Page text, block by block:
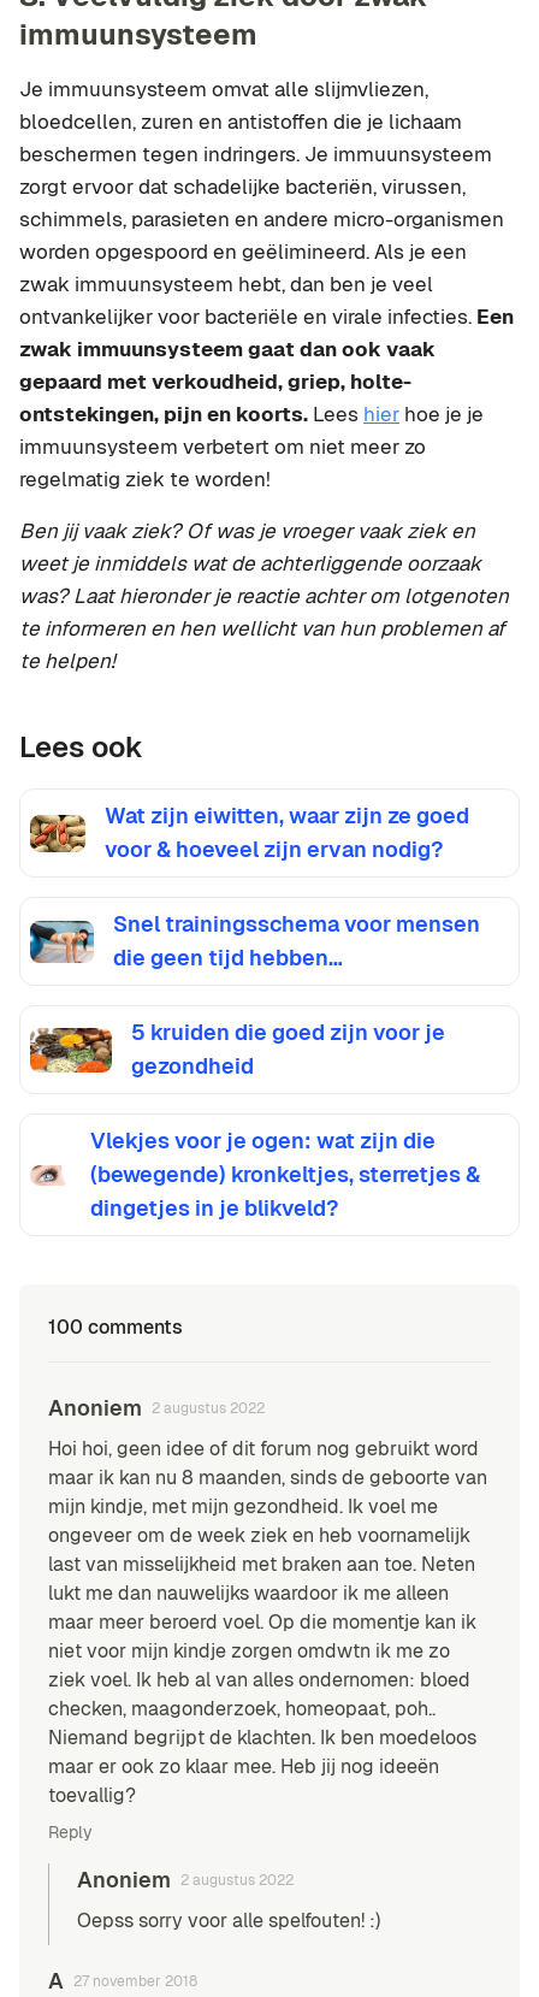
immuunsysteem
Je immuunsysteem omvat alle slijmvliezen,
bloedcellen, zuren en antistoffen die je lichaam
beschermen tegen indringers. Je immuunsysteem
zorgt ervoor dat schadelijke bacteriën, virussen,
schimmels, parasieten en andere micro-organismen
worden opgespoord en geëlimineerd. Als je een
zwak immuunsysteem hebt, dan ben je veel
ontvankelijker voor bacteriële en virale infecties. Een
zwak immuunsysteem gaat dan ook vaak
gepaard met verkoudheid, griep, holte-
ontstekingen, pijn en koorts. Lees hier hoe je je
immuunsysteem verbetert om niet meer zo
regelmatig ziek te worden!
Ben jij vaak ziek? Of was je vroeger vaak ziek en
weet je inmiddels wat de achterliggende oorzaak
was? Laat hieronder je reactie achter om lotgenoten
te informeren en hen wellicht van hun problemen af
te helpen!
Lees ook
Wat zijn eiwitten, waar zijn ze goed
voor & hoeveel zijn ervan nodig?
Snel trainingsschema voor mensen
die geen tijd hebben…
5 kruiden die goed zijn voor je
gezondheid
Vlekjes voor je ogen: wat zijn die
(bewegende) kronkeltjes, sterretjes &
dingetjes in je blikveld?
100 comments
Anoniem 2 augustus 2022
Hoi hoi, geen idee of dit forum nog gebruikt word
maar ik kan nu 8 maanden, sinds de geboorte van
mijn kindje, met mijn gezondheid. Ik voel me
ongeveer om de week ziek en heb voornamelijk
last van misselijkheid met braken aan toe. Neten
lukt me dan nauwelijks waardoor ik me alleen
maar meer beroerd voel. Op die momentje kan ik
niet voor mijn kindje zorgen omdwtn ik me zo
ziek voel. Ik heb al van alles ondernomen: bloed
checken, maagonderzoek, homeopaat, poh..
Niemand begrijpt de klachten. Ik ben moedeloos
maar er ook zo klaar mee. Heb jij nog ideeën
toevallig?
Reply
Anoniem 2 augustus 2022
Oepss sorry voor alle spelfouten! :)
A 27 november 2018